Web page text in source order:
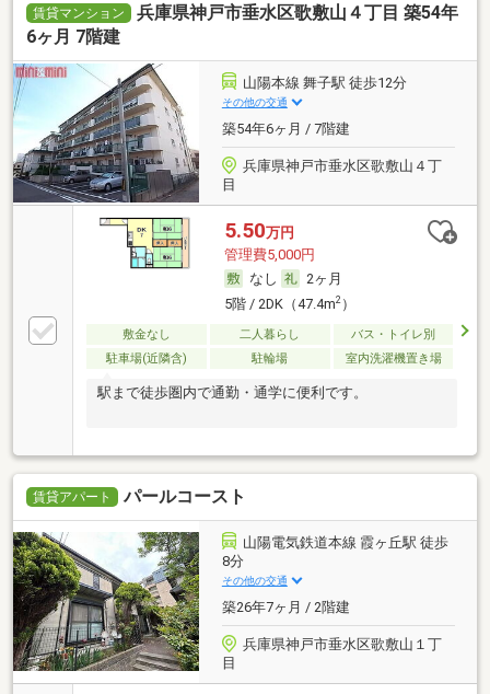
賃貸マンション
兵庫県神戸市垂水区歌敷山４丁目 築54年
6ヶ月 7階建
山陽本線 舞子駅 徒歩12分
その他の交通
築54年6ヶ月 / 7階建
兵庫県神戸市垂水区歌敷山４丁
目
5.50万円
管理費5,000円
なし
2ヶ月
5階 / 2DK（47.4m2）
敷金なし 二人暮らし
バス・トイレ別
駐車場(近隣含)
駐輪場 室内洗濯機置き場
駅まで徒歩圏内で通勤・通学に便利です。
賃貸アパート パールコースト
山陽電気鉄道本線 霞ヶ丘駅 徒歩
8分
その他の交通
築26年7ヶ月 / 2階建
兵庫県神戸市垂水区歌敷山１丁
目